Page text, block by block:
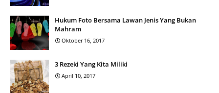
Hukum Foto Bersama Lawan Jenis Yang Bukan
Mahram
Oktober 16, 2017
3 Rezeki Yang Kita Miliki
April 10, 2017